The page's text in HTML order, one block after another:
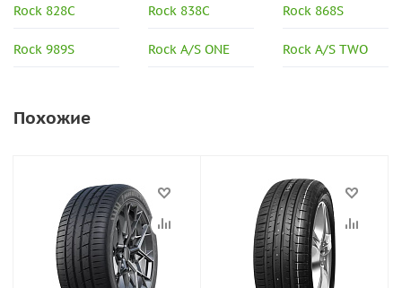
Rock 828C Rock 838C Rock 868S
Rock 989S Rock A/S ONE Rock A/S TWO
Похожие